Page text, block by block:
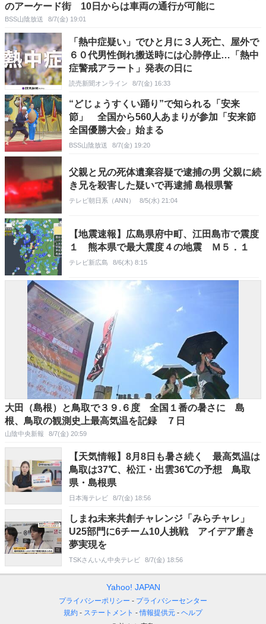
のアーケード街 10日からは車両の通行が可能に
BSS山陰放送 8/7(金) 19:01
「熱中症疑い」でひと月に３人死亡、屋外で
６０代男性倒れ搬送時には心肺停止…「熱中
症警戒アラート」発表の日に
読売新聞オンライン 8/7(金) 16:33
“どじょうすくい踊り”で知られる「安来
節」 全国から560人あまりが参加「安来節
全国優勝大会」始まる
BSS山陰放送 8/7(金) 19:20
父親と兄の死体遺棄容疑で逮捕の男 父親に続
き兄を殺害した疑いで再逮捕 島根県警
テレビ朝日系（ANN） 8/5(水) 21:04
【地震速報】広島県府中町、江田島市で震度
１ 熊本県で最大震度４の地震 Ｍ５．１
テレビ新広島 8/6(木) 8:15
大田（島根）と鳥取で３９.６度 全国１番の暑さに 島
根、鳥取の観測史上最高気温を記録 ７日
山陰中央新報 8/7(金) 20:59
【天気情報】8月8日も暑さ続く 最高気温は
鳥取は37℃、松江・出雲36℃の予想 鳥取
県・島根県
日本海テレビ 8/7(金) 18:56
しまね未来共創チャレンジ「みらチャレ」
U25部門に6チーム10人挑戦 アイデア磨き
夢実現を
TSKさんいん中央テレビ 8/7(金) 18:56
Yahoo! JAPAN
プライバシーポリシー
プライバシーセンター
規約
ステートメント 情報提供元
ヘルプ